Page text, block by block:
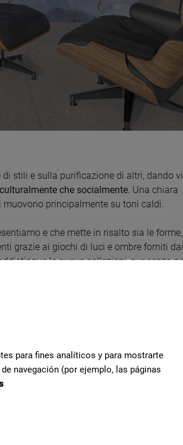
stili e sulla purificazione di altri, dando
che socialmente. Una chiara
muovono principalmente su toni caldi.
e che mette in risalto sia le
grazie ai giochi di luci e ombre forniti
le nuove collezioni, pur senza
para fines analíticos y para mostrarte
navegación (por ejemplo, las páginas